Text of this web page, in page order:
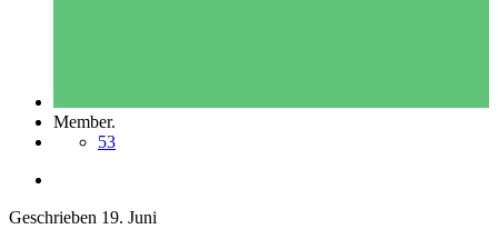
Member.
53
Geschrieben 19. Juni